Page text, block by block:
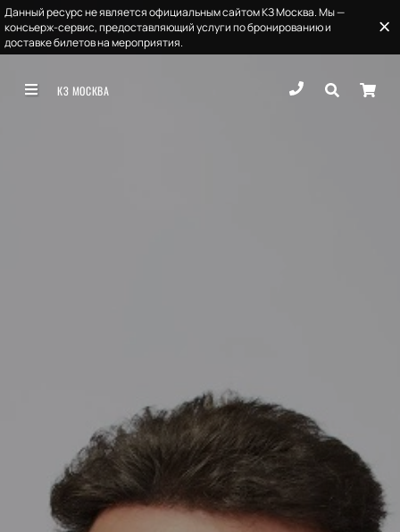
Данный ресурс не является официальным сайтом КЗ Москва. Мы —
консьерж-сервис, предоставляющий услуги по бронированию и
доставке билетов на мероприятия.
КЗ МОСКВА